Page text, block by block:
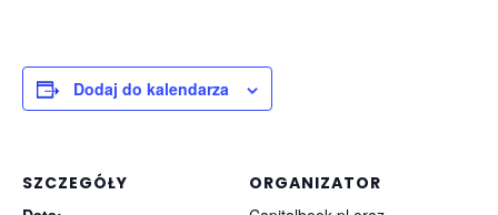
Dodaj do kalendarza
SZCZEGÓŁY
ORGANIZATOR